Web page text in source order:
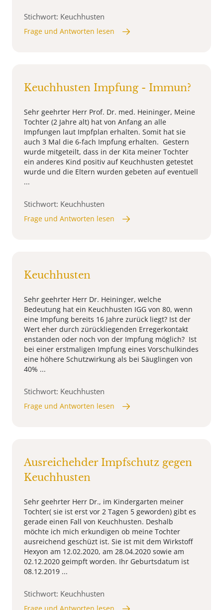
Stichwort: Keuchhusten
Frage und Antworten lesen
Keuchhusten Impfung - Immun?
Sehr geehrter Herr Prof. Dr. med. Heininger, Meine
Tochter (2 Jahre alt) hat von Anfang an alle
Impfungen laut Impfplan erhalten. Somit hat sie
auch 3 Mal die 6-fach Impfung erhalten. Gestern
wurde mitgeteilt, dass in der Kita meiner Tochter
ein anderes Kind positiv auf Keuchhusten getestet
wurde und die Eltern wurden gebeten auf eventuell
...
Stichwort: Keuchhusten
Frage und Antworten lesen
Keuchhusten
Sehr geehrter Herr Dr. Heininger, welche
Bedeutung hat ein Keuchhusten IGG von 80, wenn
eine Impfung bereits 16 Jahre zurück liegt? Ist der
Wert eher durch zürückliegenden Erregerkontakt
enstanden oder noch von der Impfung möglich? Ist
bei einer erstmaligen Impfung eines Vorschulkindes
eine höhere Schutzwirkung als bei Säuglingen von
40% ...
Stichwort: Keuchhusten
Frage und Antworten lesen
Ausreichehder Impfschutz gegen
Keuchhusten
Sehr geehrter Herr Dr., im Kindergarten meiner
Tochter( sie ist erst vor 2 Tagen 5 geworden) gibt es
gerade einen Fall von Keuchhusten. Deshalb
möchte ich mich erkundigen ob meine Tochter
ausreichend geschüzt ist. Sie ist mit dem Wirkstoff
Hexyon am 12.02.2020, am 28.04.2020 sowie am
02.12.2020 geimpft worden. Ihr Geburtsdatum ist
08.12.2019 ...
Stichwort: Keuchhusten